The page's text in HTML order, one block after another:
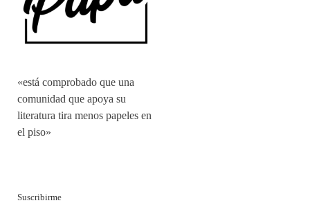
«está comprobado que una
comunidad que apoya su
literatura tira menos papeles en
el piso»
Suscribirme